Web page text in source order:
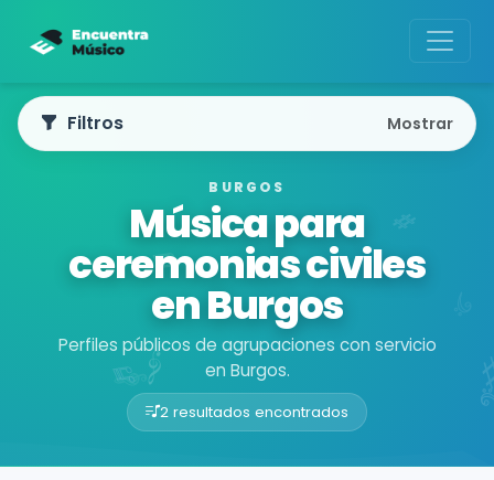
BURGOS
Música para
ceremonias civiles
en Burgos
Perfiles públicos de agrupaciones con servicio
en Burgos.
2 resultados encontrados
Buscador de músicos
Filtros Mostrar